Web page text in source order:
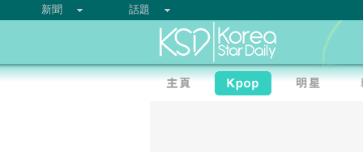
新聞 話題